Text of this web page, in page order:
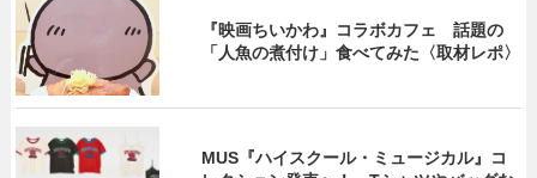
『映画ちいかわ』コラボカフェ 話題の
「人魚の煮付け」食べてみた〈取材レポ〉
MUS『ハイスクール・ミュージカル』コ